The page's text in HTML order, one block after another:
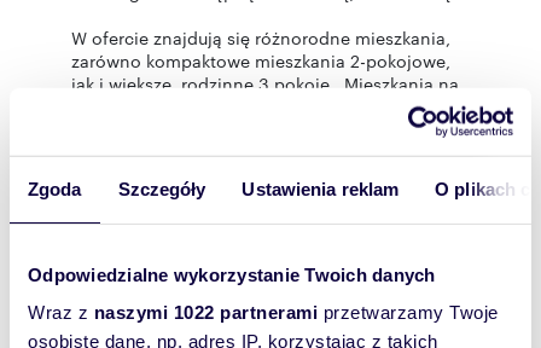
Zgoda Szczegóły Ustawienia reklam O plikach
Odpowiedzialne wykorzystanie Twoich danych
Wraz z naszymi 1022 partnerami przetwarzamy Twoje
osobiste dane, np. adres IP, korzystając z takich
W ofercie znajdują się różnorodne mieszkania,
zarówno kompaktowe mieszkania 2-pokojowe,
jak i większe, rodzinne 3 pokoje. Mieszkania na
parterze mają przynależne ogródki oraz są
niepełnosprawnościami. Mieszkania na
wyższych piętrach mają duże balkony , a dwa
mieszkania na ostatnim piętrze - o bszerne
tarasy .
Inwestycja MOJE PIERWSZE MIESZKANIE
położona jest na osiedlu Starosielce , przy ulicy
Klepackiej . Świetnie rozwinięta infrastruktura
handlowo-usługowa w okolicy, tereny zielone